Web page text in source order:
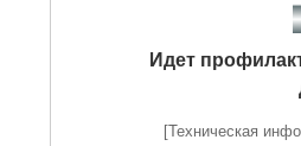
Идет
[Техническая